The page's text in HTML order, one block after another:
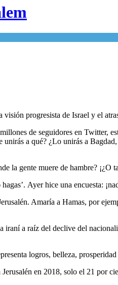
progresista de Israel y el
de seguidores en Twitter,
unirás a qué? ¿Lo unirás a
la gente muere de hambre? ¡¿O
Ayer hice una encuesta:
Amaría a Hamas, por
a raíz del declive del
logros, belleza,
en 2018, solo el 21 por